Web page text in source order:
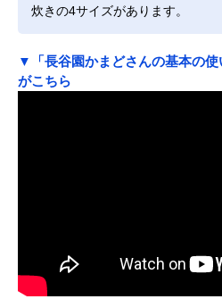
炊きの4サイズがあります。
▼「長谷園かまどさんの基本の
がこちら